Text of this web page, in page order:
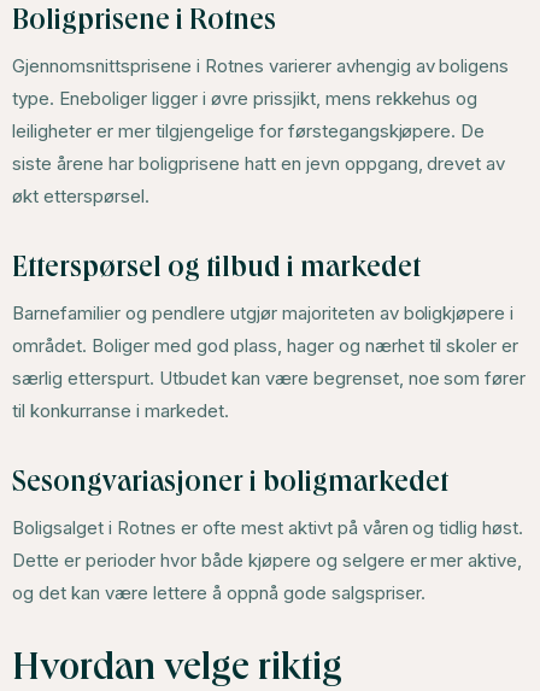
Boligprisene i Rotnes
Gjennomsnittsprisene i Rotnes varierer avhengig av boligens
type. Eneboliger ligger i øvre prissjikt, mens rekkehus og
leiligheter er mer tilgjengelige for førstegangskjøpere. De
siste årene har boligprisene hatt en jevn oppgang, drevet av
økt etterspørsel.
Etterspørsel og tilbud i markedet
Barnefamilier og pendlere utgjør majoriteten av boligkjøpere i
området. Boliger med god plass, hager og nærhet til skoler er
særlig etterspurt. Utbudet kan være begrenset, noe som fører
til konkurranse i markedet.
Sesongvariasjoner i boligmarkedet
Boligsalget i Rotnes er ofte mest aktivt på våren og tidlig høst.
Dette er perioder hvor både kjøpere og selgere er mer aktive,
og det kan være lettere å oppnå gode salgspriser.
Hvordan velge riktig